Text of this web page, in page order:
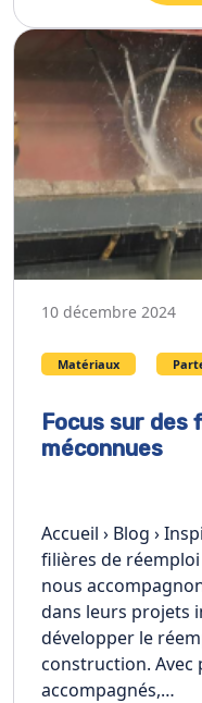
10 décembre 2024
Matériaux
Focus sur des
méconnues
Accueil › Blog ›
filières de
nous
dans leurs projets
développer le
construction. Avec
accompagnés,…